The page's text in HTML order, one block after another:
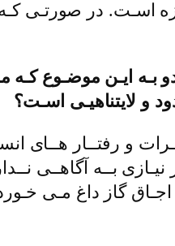
اسـت. در صورتـی
بـه ایـن موضـوع کـه
و لایتناهیـی اسـت؟
و رفتــار هــای
نیـازی بــه آگاهــی
گاز داغ مـی